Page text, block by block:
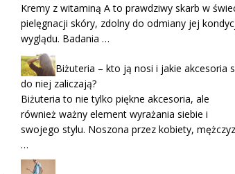
Kremy z witaminą A to prawdziwy skarb w
pielęgnacji skóry, zdolny do odmiany jej
wyglądu. Badania …
Biżuteria – kto ją nosi i jakie akcesoria
do niej zaliczają?
Biżuteria to nie tylko piękne akcesoria, ale
również ważny element wyrażania siebie i
swojego stylu. Noszona przez kobiety,
…